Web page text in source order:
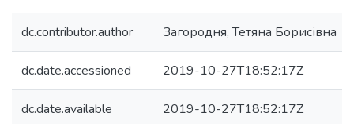
dc.contributor.author Загородня, Тетяна Борисівна
dc.date.accessioned 2019-10-27T18:52:17Z
dc.date.available 2019-10-27T18:52:17Z